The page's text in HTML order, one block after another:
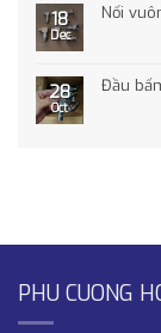
18
Dec
Nối
28
Oct
Đầu
PHU CUONG